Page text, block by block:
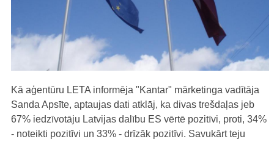
Kā aģentūru LETA informēja "Kantar" mārketinga vadītāja
Sanda Apsīte, aptaujas dati atklāj, ka divas trešdaļas jeb
67% iedzīvotāju Latvijas dalību ES vērtē pozitīvi, proti, 34%
- noteikti pozitīvi un 33% - drīzāk pozitīvi. Savukārt teju